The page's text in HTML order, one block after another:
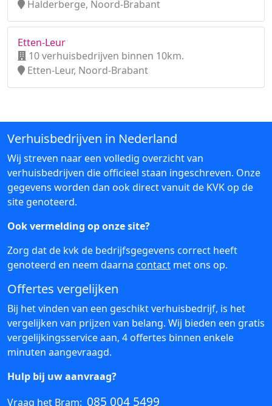
Halderberge, Noord-Brabant
Etten-Leur
10 verhuisbedrijven binnen 10km.
Etten-Leur, Noord-Brabant
Verhuisbedrijven in Nederland
Wij streven naar een volledig overzicht van
verhuisbedrijven die officieel staan ingeschreven. Onze
gegevens worden dan ook direct vanuit de KVK op de
site genoteerd.
Ook vermelding op onze site?
Zorg dat de kvk de bedrijfsgegevens correct heeft
genoteerd en neem daarna contact met ons op.
Offertes vergelijken
Bij het vinden van een geschikt verhuisbedrijf, is het
vergelijken van prijzen van belang. Wij bieden een gratis
vergelijkingsservice aan, 4 offertes binnen enkele
minuten aangevraagd.
Hulp bij uw aanvraag?
Vraag het Bram: 085 004 5499